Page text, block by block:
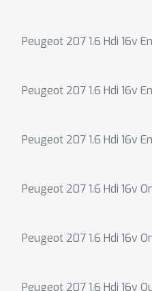
Peugeot 207 1.6 Hdi 16v
Peugeot 207 1.6 Hdi 16v
Peugeot 207 1.6 Hdi 16v
Peugeot 207 1.6 Hdi 16v
Peugeot 207 1.6 Hdi 16v
Peugeot 207 1.6 Hdi 16v